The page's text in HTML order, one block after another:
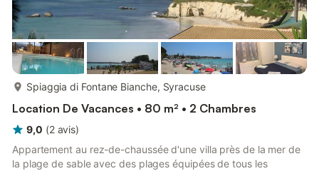
Spiaggia di Fontane Bianche, Syracuse
Location De Vacances • 80 m² • 2 Chambres
9,0 (2 avis)
Appartement au rez-de-chaussée d'une villa près de la mer de
la plage de sable avec des plages équipées de tous les